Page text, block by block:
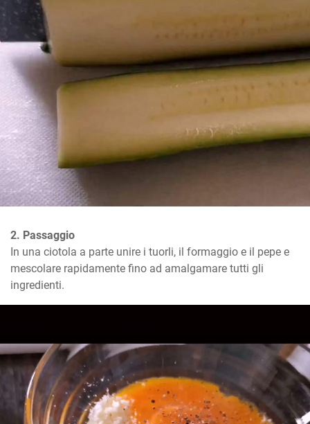
2. Passaggio
In una ciotola a parte unire i tuorli, il formaggio e il pepe e
mescolare rapidamente fino ad amalgamare tutti gli
ingredienti.